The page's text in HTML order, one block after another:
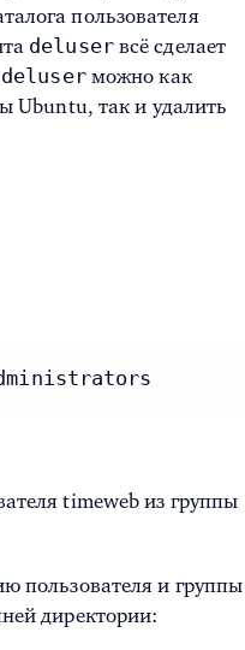
пользователя
deluserвсё сделает
deluserможно как
Ubuntu, так и удалить
timeweb из группы
пользователя и группы
директории: